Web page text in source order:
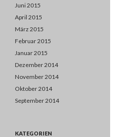
Juni 2015
April 2015
März 2015
Februar 2015
Januar 2015
Dezember 2014
November 2014
Oktober 2014
September 2014
KATEGORIEN